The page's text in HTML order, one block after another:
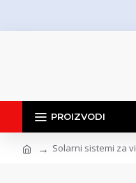
PROIZVODI
Solarni sistemi za